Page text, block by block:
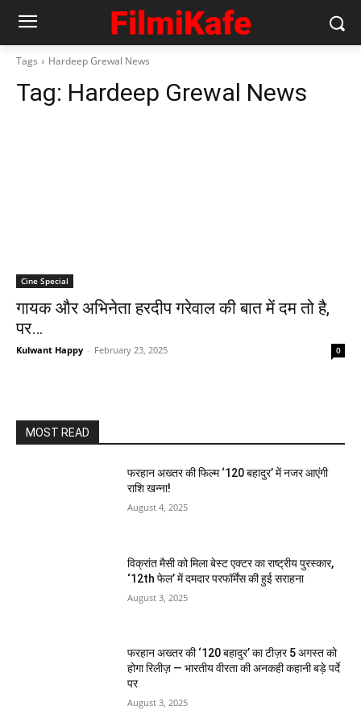
Tags Hardeep Grewal News
Tag: Hardeep Grewal News
Cine Special
गायक और अभिनेता हरदीप गरेवाल की बात में दम तो है,
पर…
Kulwant Happy - February 23, 2025 0
MOST READ
फरहान अख्तर की फिल्म ‘120 बहादुर’ में नजर आएंगी
राशि खन्ना!
August 4, 2025
विक्रांत मैसी को मिला बेस्ट एक्टर का राष्ट्रीय पुरस्कार,
‘12th फेल’ में दमदार परफॉर्मेंस की हुई सराहना
August 3, 2025
फरहान अख्तर की ‘120 बहादुर’ का टीज़र 5 अगस्त को
होगा रिलीज़ — भारतीय वीरता की अनकही कहानी बड़े पर्दे
पर
August 3, 2025